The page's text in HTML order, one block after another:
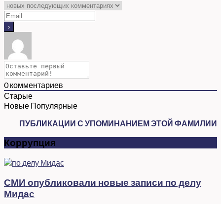
0комментариев
Старые
Новые Популярные
ПУБЛИКАЦИИ С УПОМИНАНИЕМ ЭТОЙ ФАМИЛИИ
Коррупция
СМИ опубликовали новые записи по делу
Мидас